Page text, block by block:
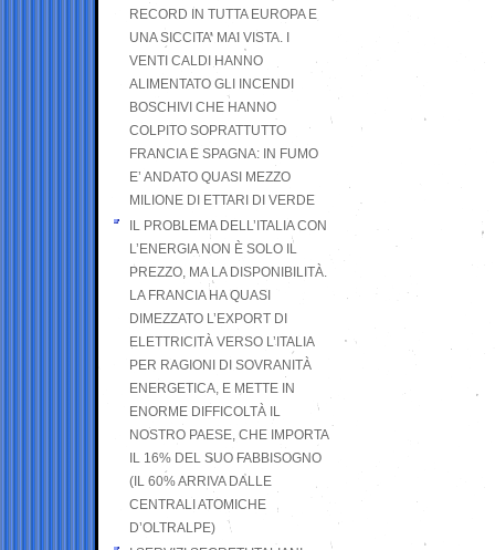
RECORD IN TUTTA EUROPA E
UNA SICCITA’ MAI VISTA. I
VENTI CALDI HANNO
ALIMENTATO GLI INCENDI
BOSCHIVI CHE HANNO
COLPITO SOPRATTUTTO
FRANCIA E SPAGNA: IN FUMO
E’ ANDATO QUASI MEZZO
MILIONE DI ETTARI DI VERDE
IL PROBLEMA DELL’ITALIA CON
L’ENERGIA NON È SOLO IL
PREZZO, MA LA DISPONIBILITÀ.
LA FRANCIA HA QUASI
DIMEZZATO L’EXPORT DI
ELETTRICITÀ VERSO L’ITALIA
PER RAGIONI DI SOVRANITÀ
ENERGETICA, E METTE IN
ENORME DIFFICOLTÀ IL
NOSTRO PAESE, CHE IMPORTA
IL 16% DEL SUO FABBISOGNO
(IL 60% ARRIVA DALLE
CENTRALI ATOMICHE
D’OLTRALPE)